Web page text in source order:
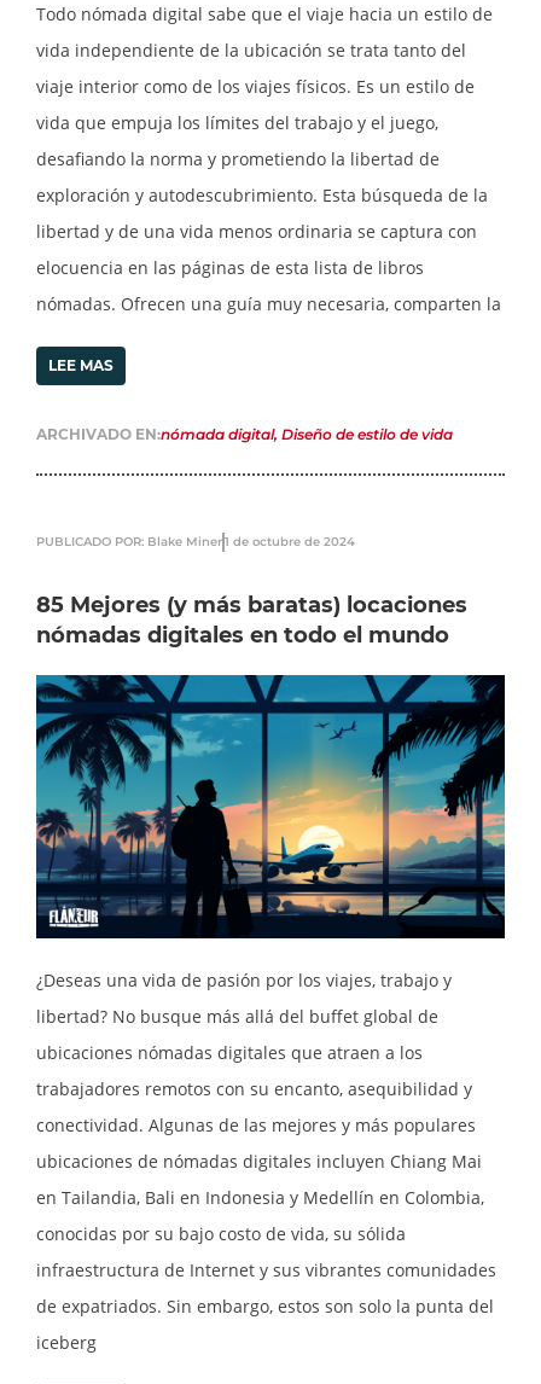
Todo nómada digital sabe que el viaje hacia un estilo de
vida independiente de la ubicación se trata tanto del
viaje interior como de los viajes físicos. Es un estilo de
vida que empuja los límites del trabajo y el juego,
desafiando la norma y prometiendo la libertad de
exploración y autodescubrimiento. Esta búsqueda de la
libertad y de una vida menos ordinaria se captura con
elocuencia en las páginas de esta lista de libros
nómadas. Ofrecen una guía muy necesaria, comparten la
LEE MAS
ARCHIVADO EN:nómada digital, Diseño de estilo de vida
PUBLICADO POR: Blake Miner1 de octubre de 2024
85 Mejores (y más baratas) locaciones
nómadas digitales en todo el mundo
¿Deseas una vida de pasión por los viajes, trabajo y
libertad? No busque más allá del buffet global de
ubicaciones nómadas digitales que atraen a los
trabajadores remotos con su encanto, asequibilidad y
conectividad. Algunas de las mejores y más populares
ubicaciones de nómadas digitales incluyen Chiang Mai
en Tailandia, Bali en Indonesia y Medellín en Colombia,
conocidas por su bajo costo de vida, su sólida
infraestructura de Internet y sus vibrantes comunidades
de expatriados. Sin embargo, estos son solo la punta del
iceberg